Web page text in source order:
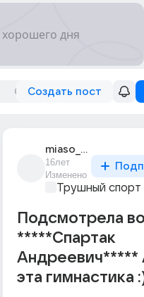
Создать пост
miaso_v_shokolade
16лет
Изменено
Трушный спорт
Подсмотрела
*****Спартaк
Aндреевич*****
эта гимнастика